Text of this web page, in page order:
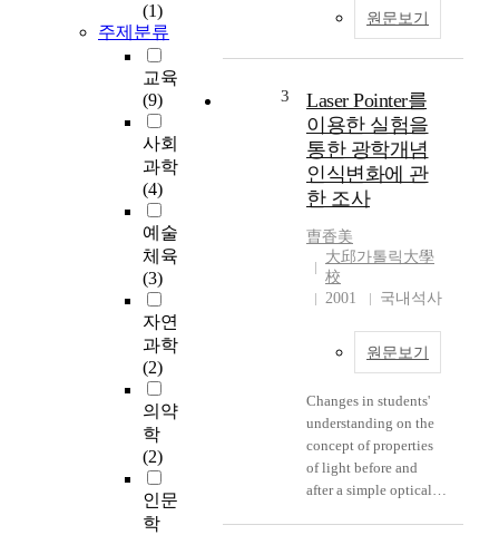
(1)
주제분류
교육
(9)
사회
과학
(4)
예술
체육
(3)
자연
과학
(2)
의약
학
(2)
인문
학
원문보기
3
Laser Pointer를
이용한 실험을
통한 광학개념
인식변화에 관
한 조사
曺香美
大邱가톨릭大學
校
2001
국내석사
원문보기
Changes in students'
understanding on the
concept of properties
of light before and
after a simple optical